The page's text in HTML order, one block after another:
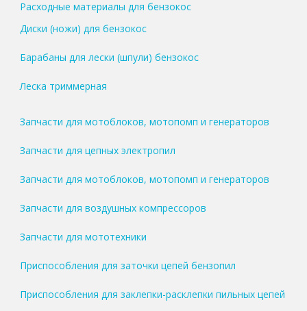
Расходные материалы для бензокос
Диски (ножи) для бензокос
Барабаны для лески (шпули) бензокос
Леска триммерная
Запчасти для мотоблоков, мотопомп и генераторов
Запчасти для цепных электропил
Запчасти для мотоблоков, мотопомп и генераторов
Запчасти для воздушных компрессоров
Запчасти для мототехники
Приспособления для заточки цепей бензопил
Приспособления для заклепки-расклепки пильных цепей